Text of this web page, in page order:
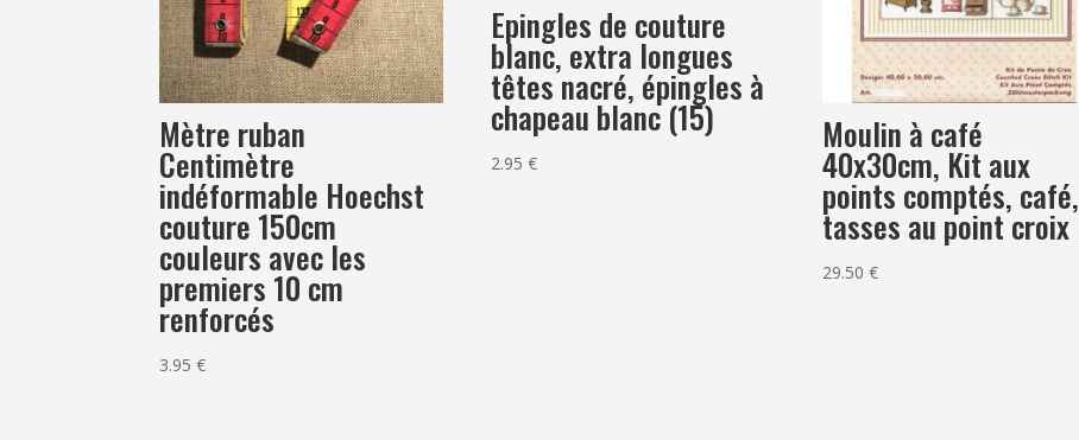
Mètre ruban
Centimètre
indéformable Hoechst
couture 150cm
couleurs avec les
premiers 10 cm
renforcés
3.95€
Epingles de couture
blanc, extra longues
têtes nacré, épingles à
chapeau blanc (15)
2.95€
Moulin à café
40x30cm, Kit aux
points comptés, café,
tasses au point croix
29.50€